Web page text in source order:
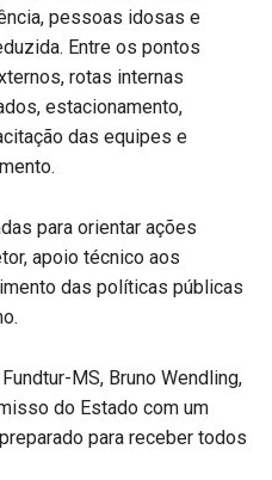
pessoas idosas e
Entre os pontos
rotas internas
estacionamento,
das equipes e
para orientar ações
apoio técnico aos
das políticas públicas
MS, Bruno Wendling,
do Estado com um
para receber todos